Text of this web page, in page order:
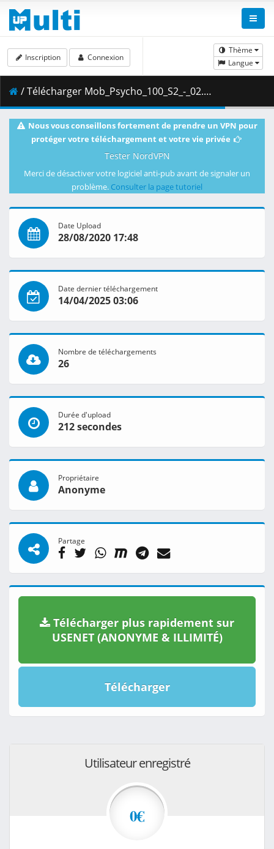
Thème
Langue
Inscription Connexion
/ Télécharger Mob_Psycho_100_S2_-_02.mkv.001 ( 322.31 MB )
Nous vous conseillons fortement de prendre un VPN pour
protéger votre téléchargement et votre vie privée
Tester NordVPN
Merci de désactiver votre logiciel anti-pub avant de signaler un
problème. Consulter la page tutoriel
Date Upload
28/08/2020 17:48
Date dernier téléchargement
14/04/2025 03:06
Nombre de téléchargements
26
Durée d'upload
212 secondes
Propriétaire
Anonyme
Partage
Télécharger plus rapidement sur
USENET (ANONYME & ILLIMITÉ)
Télécharger
Utilisateur enregistré
0€